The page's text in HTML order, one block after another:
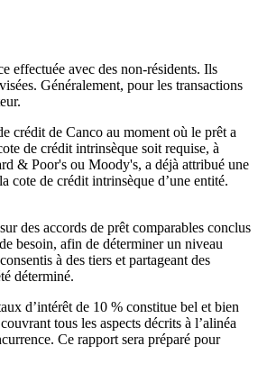
effectuée avec des non‑résidents. Ils
Généralement, pour les transactions
crédit de Canco au moment où le prêt a
de crédit intrinsèque soit requise, à
& Poor's ou Moody's, a déjà attribué une
cote de crédit intrinsèque d’une entité.
des accords de prêt comparables conclus
besoin, afin de déterminer un niveau
à des tiers et partageant des
déterminé.
d’intérêt de 10 % constitue bel et bien
tous les aspects décrits à l’alinéa
Ce rapport sera préparé pour